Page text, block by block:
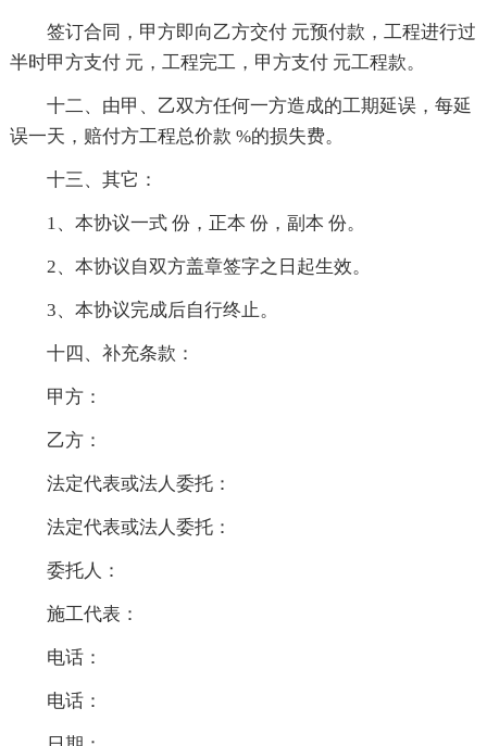
签订合同，甲方即向乙方交付 元预付款，工程进行过
半时甲方支付 元，工程完工，甲方支付 元工程款。
十二、由甲、乙双方任何一方造成的工期延误，每延
误一天，赔付方工程总价款 %的损失费。
十三、其它：
1、本协议一式 份，正本 份，副本 份。
2、本协议自双方盖章签字之日起生效。
3、本协议完成后自行终止。
十四、补充条款：
甲方：
乙方：
法定代表或法人委托：
法定代表或法人委托：
委托人：
施工代表：
电话：
电话：